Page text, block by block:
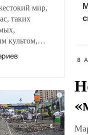
мир,
таких
культом,
и
на себя
помогать
и
8